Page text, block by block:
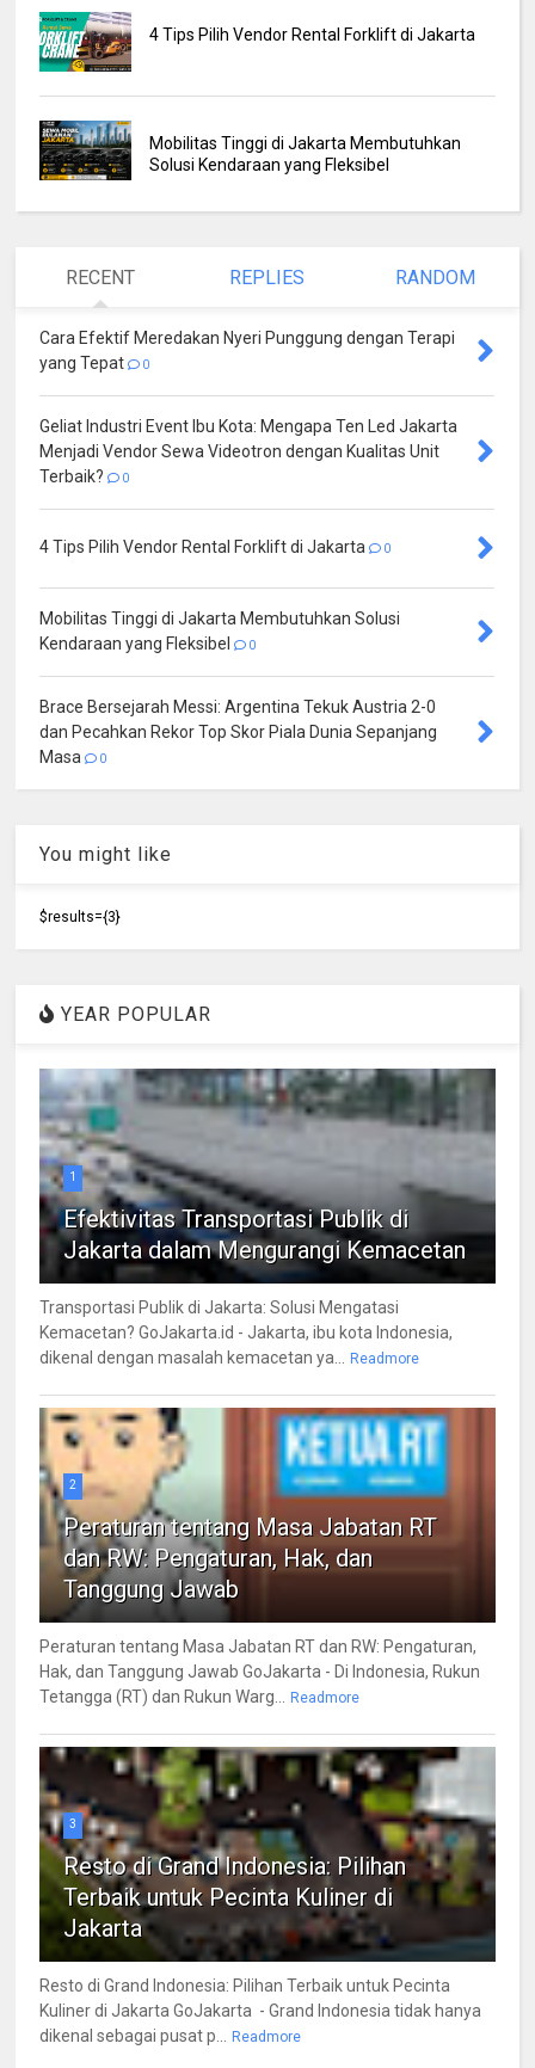
4 Tips Pilih Vendor Rental Forklift di Jakarta
Mobilitas Tinggi di Jakarta Membutuhkan
Solusi Kendaraan yang Fleksibel
RECENT REPLIES RANDOM
Cara Efektif Meredakan Nyeri Punggung dengan Terapi
yang Tepat
0
Geliat Industri Event Ibu Kota: Mengapa Ten Led Jakarta
Menjadi Vendor Sewa Videotron dengan Kualitas Unit
Terbaik?
0
4 Tips Pilih Vendor Rental Forklift di Jakarta 0
Mobilitas Tinggi di Jakarta Membutuhkan Solusi
Kendaraan yang Fleksibel
0
Brace Bersejarah Messi: Argentina Tekuk Austria 2-0
dan Pecahkan Rekor Top Skor Piala Dunia Sepanjang
Masa
0
You might like
$results={3}
YEAR POPULAR
1
Efektivitas Transportasi Publik di
Jakarta dalam Mengurangi Kemacetan
Transportasi Publik di Jakarta: Solusi Mengatasi
Kemacetan? GoJakarta.id - Jakarta, ibu kota Indonesia,
dikenal dengan masalah kemacetan ya... Readmore
2
Peraturan tentang Masa Jabatan RT
dan RW: Pengaturan, Hak, dan
Tanggung Jawab
Peraturan tentang Masa Jabatan RT dan RW: Pengaturan,
Hak, dan Tanggung Jawab GoJakarta - Di Indonesia, Rukun
Tetangga (RT) dan Rukun Warg... Readmore
3
Resto di Grand Indonesia: Pilihan
Terbaik untuk Pecinta Kuliner di
Jakarta
Resto di Grand Indonesia: Pilihan Terbaik untuk Pecinta
Kuliner di Jakarta GoJakarta - Grand Indonesia tidak hanya
dikenal sebagai pusat p... Readmore